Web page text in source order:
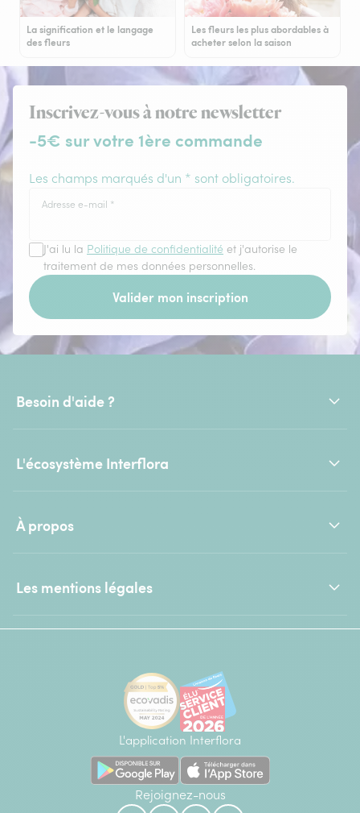
La signification et le langage
des fleurs
Les fleurs les plus abordables à
acheter selon la saison
Inscrivez-vous à notre newsletter
-5€ sur votre 1ère commande
Les champs marqués d'un * sont obligatoires.
Adresse e-mail *
J'ai lu la Politique de confidentialité et j'autorise le
traitement de mes données personnelles.
Valider mon inscription
Besoin d'aide ?
L'écosystème Interflora
À propos
Les mentions légales
L'application Interflora
Rejoignez-nous